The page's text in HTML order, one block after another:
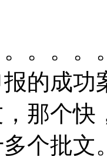
。。
的成功
那个
个批文